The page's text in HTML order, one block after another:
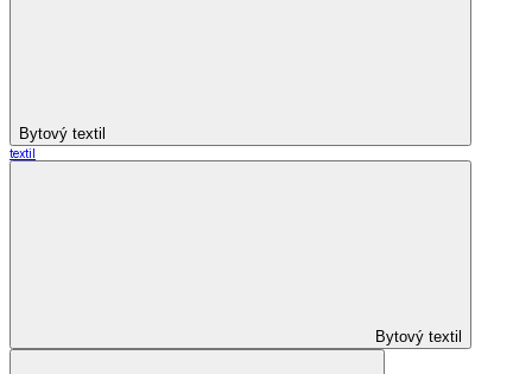
Bytový textil
textil
Bytový textil